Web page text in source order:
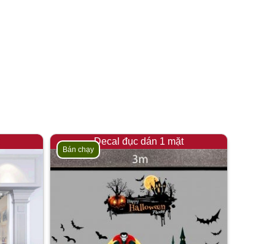
Decal đục dán 1 mặt
Bán chạy